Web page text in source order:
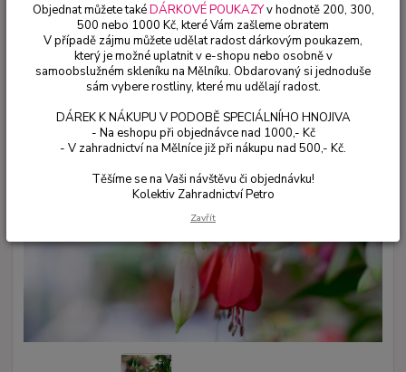
Objednat můžete takéDÁRKOVÉ POUKAZYv hodnotě 200, 300,
500 nebo 1000 Kč, které Vám zašleme obratem
V případě zájmu můžete udělat radost dárkovým poukazem,
který je možné uplatnit v e-shopu nebo osobně v
samoobslužném skleníku na Mělníku. Obdarovaný si jednoduše
sám vybere rostliny, které mu udělají radost.
DÁREK K NÁKUPU V PODOBĚ SPECIÁLNÍHO HNOJIVA
- Na eshopu při objednávce nad 1000,- Kč
- V zahradnictví na Mělníce již při nákupu nad 500,- Kč.
Těšíme se na Vaši návštěvu či objednávku!
Kolektiv Zahradnictví Petro
Zavřít